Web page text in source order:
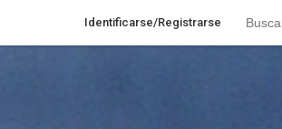
Identificarse/Registrarse